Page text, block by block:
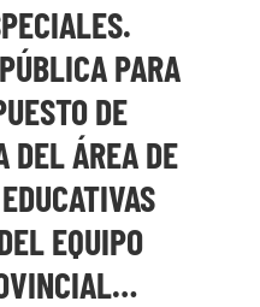
PARA
DE
DEL ÁREA DE
EQUIPO